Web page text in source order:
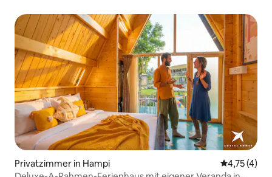
Privatzimmer in Hampi
4,75 (4)